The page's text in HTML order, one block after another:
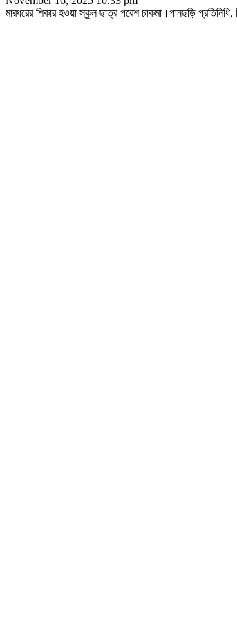
মারধরের শিকার হওয়া স্কুল ছাত্র পরেশ চাকমা।পানছড়ি